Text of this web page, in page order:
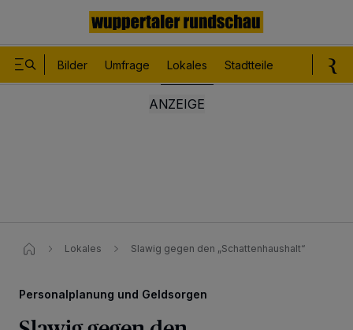
Bilder Umfrage Lokales Stadtteile
Lokales Slawig gegen den „Schattenhaushalt“
Personalplanung und Geldsorgen